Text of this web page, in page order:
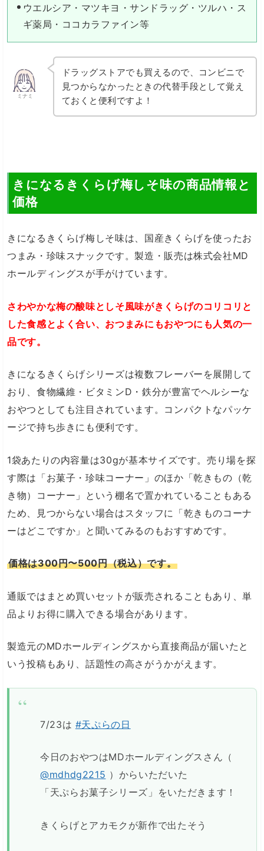
ウエルシア・マツキヨ・サンドラッグ・ツルハ・ス
ギ薬局・ココカラファイン等
ミナミ
ドラッグストアでも買えるので、コンビニで
見つからなかったときの代替手段として覚え
ておくと便利ですよ！
きになるきくらげ梅しそ味の商品情報と
価格
きになるきくらげ梅しそ味は、国産きくらげを使ったお
つまみ・珍味スナックです。製造・販売は株式会社MD
ホールディングスが手がけています。
さわやかな梅の酸味としそ風味がきくらげのコリコリと
した食感とよく合い、おつまみにもおやつにも人気の一
品です。
きになるきくらげシリーズは複数フレーバーを展開して
おり、食物繊維・ビタミンD・鉄分が豊富でヘルシーな
おやつとしても注目されています。コンパクトなパッケ
ージで持ち歩きにも便利です。
1袋あたりの内容量は30gが基本サイズです。売り場を探
す際は「お菓子・珍味コーナー」のほか「乾きもの（乾
き物）コーナー」という棚名で置かれていることもある
ため、見つからない場合はスタッフに「乾きものコーナ
ーはどこですか」と聞いてみるのもおすすめです。
価格は300円〜500円（税込）です。
通販ではまとめ買いセットが販売されることもあり、単
品よりお得に購入できる場合があります。
製造元のMDホールディングスから直接商品が届いたと
いう投稿もあり、話題性の高さがうかがえます。
7/23は #天ぷらの日
今日のおやつはMDホールディングスさん（
@mdhdg2215 ）からいただいた
「天ぷらお菓子シリーズ」をいただきます！
きくらげとアカモクが新作で出たそう